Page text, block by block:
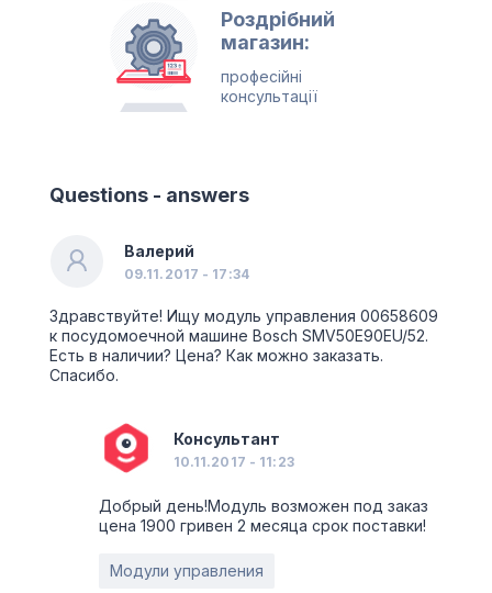
Роздрібний
магазин:
професійні
консультації
Questions - answers
Валерий
09.11.2017 - 17:34
Здравствуйте! Ищу модуль управления 00658609
к посудомоечной машине Bosch SMV50E90EU/52.
Есть в наличии? Цена? Как можно заказать.
Спасибо.
Консультант
10.11.2017 - 11:23
Добрый день!Модуль возможен под заказ
цена 1900 гривен 2 месяца срок поставки!
Модули управления